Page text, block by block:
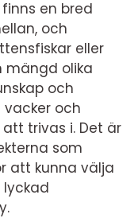
en bred
och
eller
mängd olika
och
och
trivas i. Det är
som
att kunna välja